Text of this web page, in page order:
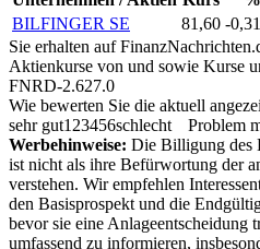
BILFINGER SE
81,60 -
Sie erhalten auf
Aktienkurse von und sowie Kurse
FNRD-2.627.0
Wie bewerten Sie die aktuell
sehr gut1 23456schlecht
Problem
Werbehinweise: Die Billigung des
ist nicht als ihre Befürwortung der
verstehen. Wir empfehlen
den Basisprospekt und die
bevor sie eine Anlageentscheidung
umfassend zu informieren,